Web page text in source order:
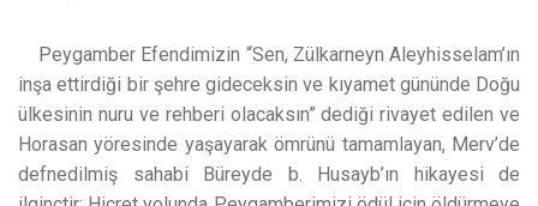
Peygamber Efendimizin “Sen, Zülkarneyn Aleyhisselam’ın
inşa ettirdiği bir şehre gideceksin ve kıyamet gününde Doğu
ülkesinin nuru ve rehberi olacaksın” dediği rivayet edilen ve
Horasan yöresinde yaşayarak ömrünü tamamlayan, Merv’de
defnedilmiş sahabi Büreyde b. Husayb’ın hikayesi de